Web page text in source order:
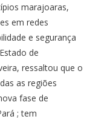
marajoaras,
em redes
e segurança
de
ressaltou que o
as regiões
fase de
; tem